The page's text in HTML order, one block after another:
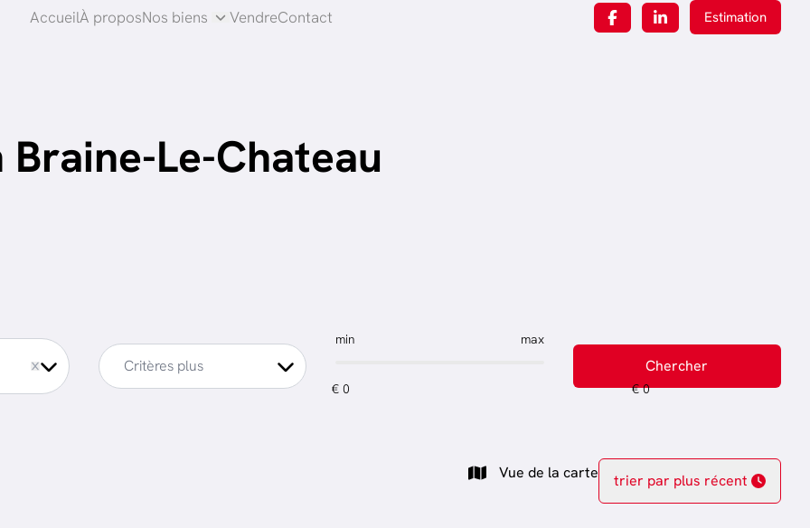
AccueilÀ proposNos biens VendreContact Estimation
Le-Chateau
Critères plus
min max
Chercher
Vue de la carte trier par plus récent